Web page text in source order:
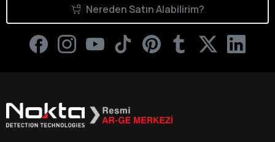
Nereden Satın Alabilirim?